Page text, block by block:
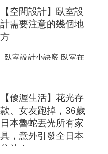
【空間設計】臥室設
計需要注意的幾個地
方
臥室設計小訣竅 臥室在
使用功能要求，根據相...
【優渥生活】花光存
款、女友跑掉，36歲
日本魯蛇丟光所有家
具，意外引發全日本
仿效！